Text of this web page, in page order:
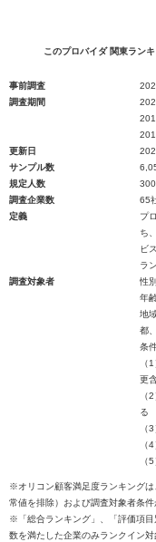
このプロバイダ 関東ラン
事前調査
調査期間
更新日
サンプル数
規定人数
調査企業数
65
定義
プ
ち
ビ
ラ
調査対象者
性
年
地
都
条
（
更
（
る
（
（
（
※オリコン顧客満足度ランキング
常値を排除）および調査対象者条
※「総合ランキング」、「評価項目
数を満たした企業のみランクイン